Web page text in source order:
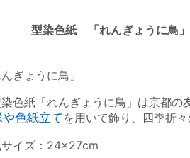
型染色紙 「れんぎょうに鳥」
んぎょうに鳥」
色紙「れんぎょうに鳥」は京都の
色紙立て を用いて飾り、四季折
イズ：24×27cm